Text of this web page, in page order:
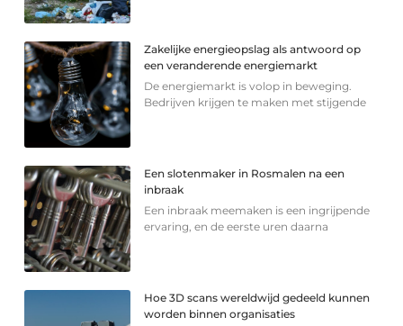
Zakelijke energieopslag als antwoord op
een veranderende energiemarkt
De energiemarkt is volop in beweging.
Bedrijven krijgen te maken met stijgende
Een slotenmaker in Rosmalen na een
inbraak
Een inbraak meemaken is een ingrijpende
ervaring, en de eerste uren daarna
Hoe 3D scans wereldwijd gedeeld kunnen
worden binnen organisaties